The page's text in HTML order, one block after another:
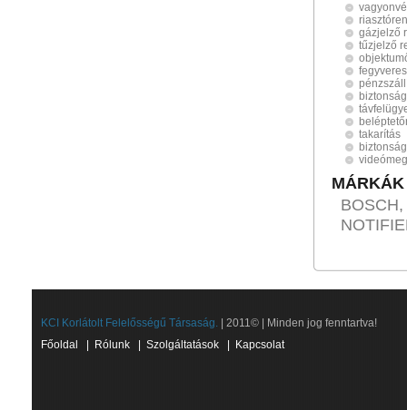
gázjelző
tűzjelző
takarítás
MÁRKÁK
KCI Korlátolt Felelősségű Társaság. | 2011© | Minden jog fenntartva!
Főoldal
Rólunk Szolgáltatások Kapcsolat